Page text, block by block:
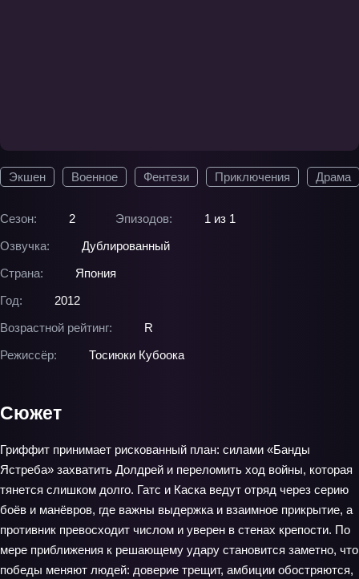
Экшен Военное Фентези Приключения Драма
Сезон: 2 Эпизодов:
1 из 1
Озвучка:
Дублированный
Страна:
Япония
Год:
2012
Возрастной рейтинг:
R
Режиссёр:
Тосиюки Кубоока
Сюжет
Гриффит принимает рискованный план: силами «Банды
Ястреба» захватить Долдрей и переломить ход войны, которая
тянется слишком долго. Гатс и Каска ведут отряд через серию
боёв и манёвров, где важны выдержка и взаимное прикрытие, а
противник превосходит числом и уверен в стенах крепости. По
мере приближения к решающему удару становится заметно, что
победы меняют людей: доверие трещит, амбиции обостряются,